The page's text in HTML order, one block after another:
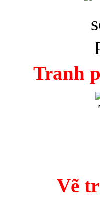
Tranh
Vẽ